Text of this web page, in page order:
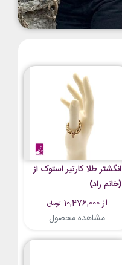
انگشتر طلا کارتیر استوک از
(خانم راد)
از 10,476,000
تومان
مشاهده محصول